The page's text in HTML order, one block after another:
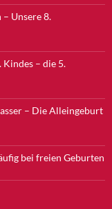
Unsere 8.
Kindes – die 5.
– Die Alleingeburt
bei freien Geburten